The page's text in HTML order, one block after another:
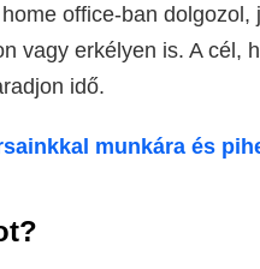
office-ban dolgozol,
vagy erkélyen is. A cél,
idő.
munkára és